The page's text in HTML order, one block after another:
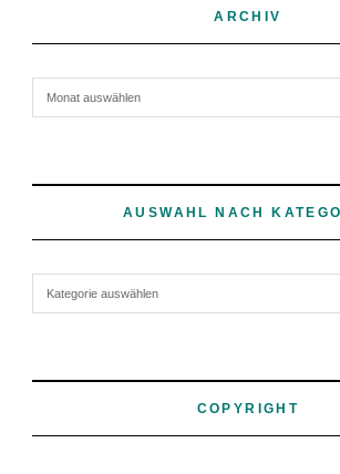
ARCHIV
AUSWAHL NACH
COPYRIGHT